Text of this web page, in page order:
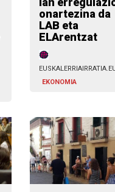
onartezina da
LAB eta
ELArentzat
EKONOMIA